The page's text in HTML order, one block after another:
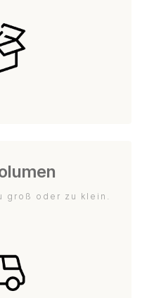
groß oder zu klein.